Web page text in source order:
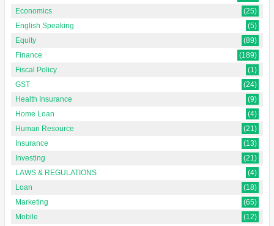
Economics
(25)
English Speaking
(5)
Equity
(89)
Finance
(189)
Fiscal Policy
(1)
GST
(24)
Health Insurance
(9)
Home Loan
(4)
Human Resource
(21)
Insurance
(13)
Investing
(21)
LAWS & REGULATIONS
(4)
Loan
(18)
Marketing
(65)
Mobile
(12)